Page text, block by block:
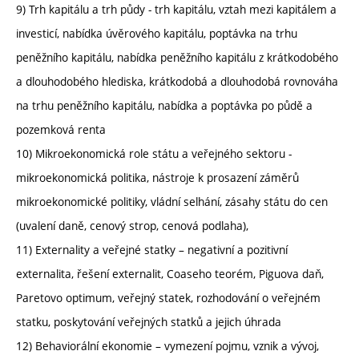
9) Trh kapitálu a trh půdy - trh kapitálu, vztah mezi kapitálem a
investicí, nabídka úvěrového kapitálu, poptávka na trhu
peněžního kapitálu, nabídka peněžního kapitálu z krátkodobého
a dlouhodobého hlediska, krátkodobá a dlouhodobá rovnováha
na trhu peněžního kapitálu, nabídka a poptávka po půdě a
pozemková renta
10) Mikroekonomická role státu a veřejného sektoru -
mikroekonomická politika, nástroje k prosazení záměrů
mikroekonomické politiky, vládní selhání, zásahy státu do cen
(uvalení daně, cenový strop, cenová podlaha),
11) Externality a veřejné statky – negativní a pozitivní
externalita, řešení externalit, Coaseho teorém, Piguova daň,
Paretovo optimum, veřejný statek, rozhodování o veřejném
statku, poskytování veřejných statků a jejich úhrada
12) Behaviorální ekonomie – vymezení pojmu, vznik a vývoj,